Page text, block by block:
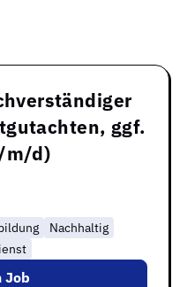
ggf.
m/d)
Nachhaltig
Job